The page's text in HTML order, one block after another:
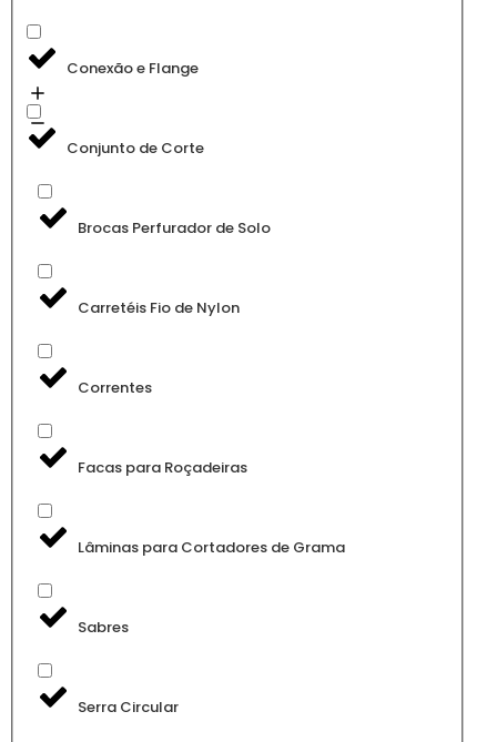
Conexão e Flange
Conjunto de Corte
Brocas Perfurador de Solo
Carretéis Fio de Nylon
Correntes
Facas para Roçadeiras
Lâminas para Cortadores de Grama
Sabres
Serra Circular